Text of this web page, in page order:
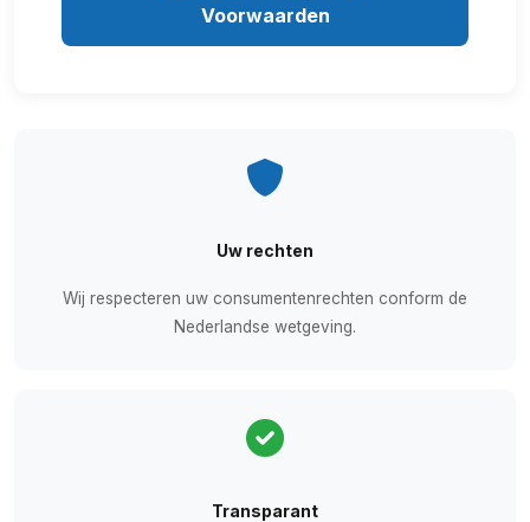
Voorwaarden
Uw rechten
Wij respecteren uw consumentenrechten conform de
Nederlandse wetgeving.
Transparant